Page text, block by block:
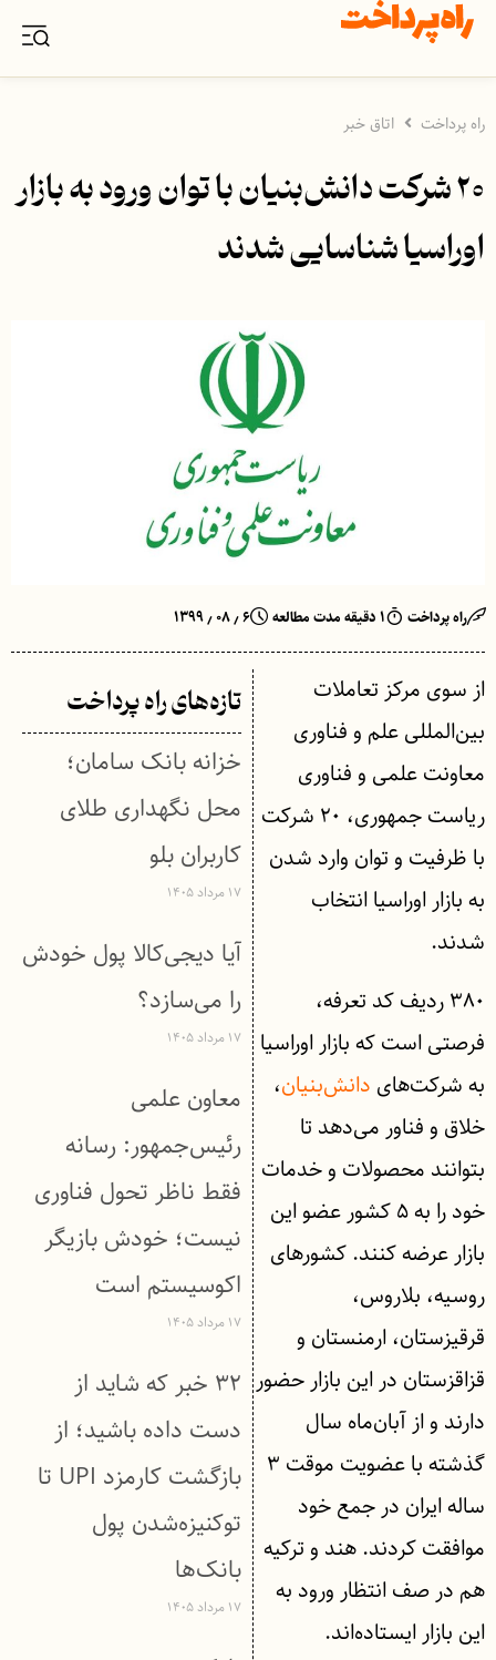
راه پرداخت اتاق خبر
۲۰ شرکت دانش‌بنیان با توان ورود به بازار
اوراسیا شناسایی شدند
راه پرداخت ۱ دقیقه مدت مطالعه ۶ ٫ ۰۸ ٫ ۱۳۹۹
از سوی مرکز تعاملات
بین‌المللی علم و فناوری
معاونت علمی و فناوری
ریاست جمهوری، ۲۰ شرکت
با ظرفیت و توان وارد شدن
به ‌بازار اوراسیا انتخاب
شدند.
۳۸۰ ردیف کد تعرفه،
فرصتی است که بازار اوراسیا
به شرکت‌های دانش‌بنیان،
خلاق و فناور می‌دهد تا
بتوانند محصولات و خدمات
خود را به ۵ کشور عضو این
بازار عرضه کنند. کشورهای
روسیه، بلاروس،
قرقیزستان، ارمنستان و
قزاقزستان در این بازار حضور
دارند و از آبان‌ماه سال
گذشته با عضویت موقت ۳
ساله ایران در جمع خود
موافقت کردند. هند و ترکیه
هم در صف انتظار ورود به
این بازار ایستاده‌اند.
تازه‌های راه پرداخت
خزانه بانک سامان؛
محل نگهداری طلای
کاربران بلو
۱۷ مرداد ۱۴۰۵
آیا دیجی‌کالا پول خودش
را می‌سازد؟
۱۷ مرداد ۱۴۰۵
معاون علمی
رئیس‌جمهور: رسانه
فقط ناظر تحول فناوری
نیست؛ خودش بازیگر
اکوسیستم است
۱۷ مرداد ۱۴۰۵
۳۲ خبر که شاید از
دست داده باشید؛ از
بازگشت کارمزد UPI تا
توکنیزه‌شدن پول
بانک‌ها
۱۷ مرداد ۱۴۰۵